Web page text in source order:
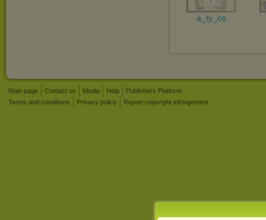
a_ty_co
Main page Contact us Media Help
Publishers Platform
Terms and conditions
Privacy policy Report copyright infringement